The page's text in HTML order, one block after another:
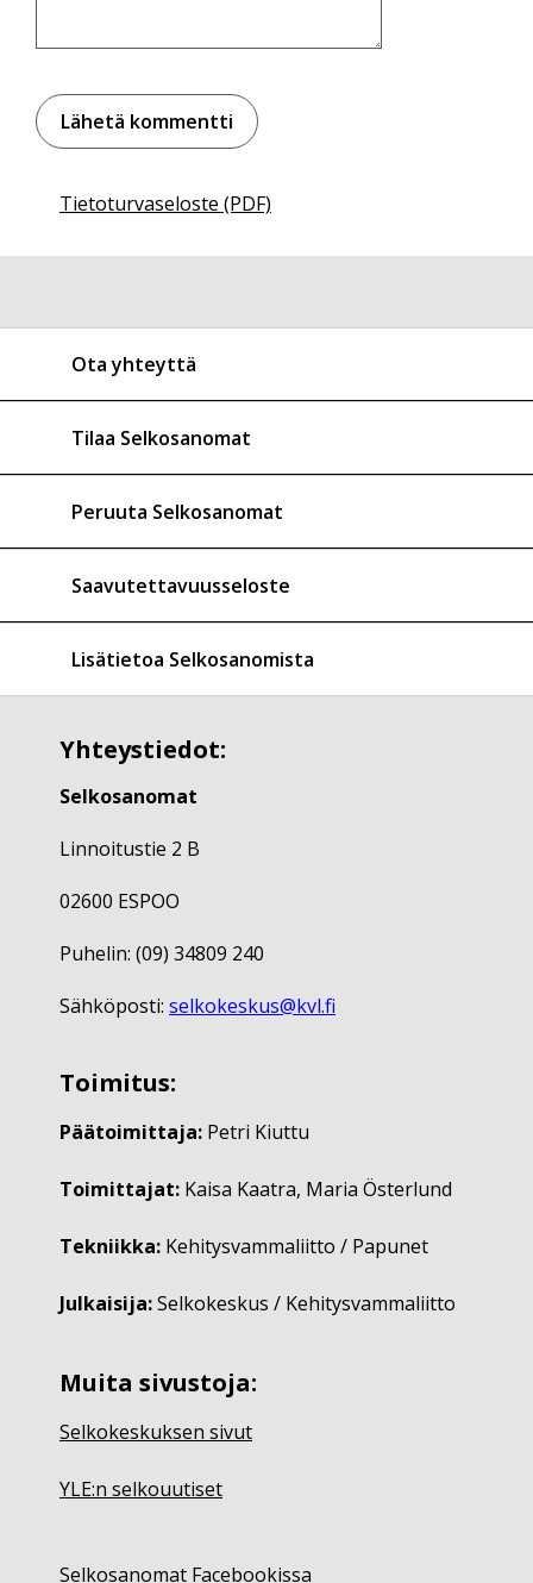
Tietoturvaseloste (PDF)
Ota yhteyttä
Tilaa Selkosanomat
Peruuta Selkosanomat
Saavutettavuusseloste
Lisätietoa Selkosanomista
Yhteystiedot:
Selkosanomat
Linnoitustie 2 B
02600 ESPOO
Puhelin: (09) 34809 240
Sähköposti: selkokeskus@kvl.fi
Toimitus:
Päätoimittaja: Petri Kiuttu
Toimittajat: Kaisa Kaatra, Maria Österlund
Tekniikka: Kehitysvammaliitto / Papunet
Julkaisija:Selkokeskus / Kehitysvammaliitto
Muita sivustoja:
Selkokeskuksen sivut
YLE:n selkouutiset
Selkosanomat Facebookissa